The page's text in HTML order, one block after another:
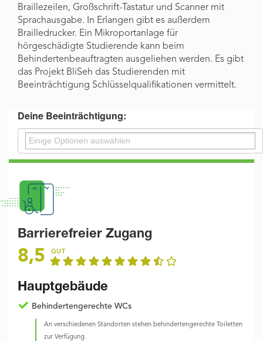
Braillezeilen, Großschrift-Tastatur und Scanner mit
Sprachausgabe. In Erlangen gibt es außerdem
Brailledrucker. Ein Mikroportanlage für
hörgeschädigte Studierende kann beim
Behindertenbeauftragten ausgeliehen werden. Es gibt
das Projekt BliSeh das Studierenden mit
Beeinträchtigung Schlüsselqualifikationen vermittelt.
Deine Beeinträchtigung:
Barrierefreier Zugang
8,5 GUT
Hauptgebäude
Behindertengerechte WCs
An verschiedenen Standorten stehen behindertengerechte Toiletten
zur Verfügung.